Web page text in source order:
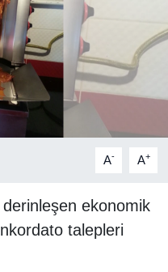
A- A+
ekonomik
talepleri